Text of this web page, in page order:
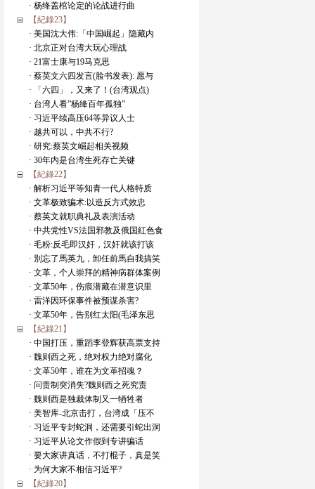
· 杨绛盖棺论定的论战进行曲
【紀錄23】
· 美国沈大伟:「中国崛起」隐藏内
· 北京正对台湾大玩心理战
· 21富士康与19马克思
· 蔡英文六四发言(脸书发表): 愿与
· 「六四」，又来了！(台湾观点)
· 台湾人看”杨绛百年孤独”
· 习近平续高压64等异议人士
· 越共可以，中共不行?
· 研究:蔡英文崛起相关视频
· 30年内是台湾生死存亡关键
【紀錄22】
· 解析习近平等知青一代人格特质
· 文革极致骗术:以造反方式效忠
· 蔡英文就职典礼及表演活动
· 中共党性VS法国邪教及俄国紅色食
· 毛粉:反毛即汉奸，汉奸就该打该
· 別忘了馬英九，卸任前馬自我搞笑
· 文革，个人崇拜的精神病群体案例
· 文革50年，伤痕潜藏在潜意识里
· 雷洋因环保事件被预谋杀害?
· 文革50年，告别红太阳(毛泽东思
【紀錄21】
· 中国打压，重蹈李登辉获高票支持
· 魏则西之死，绝对权力绝对腐化
· 文革50年，谁在为文革招魂？
· 问责制突消失?魏则西之死究责
· 魏则西是独裁体制又一牺牲者
· 美智库-北京击打，台湾成「压不
· 习近平专封蛇洞，还需要引蛇出洞
· 习近平从论文作假到专讲骗话
· 要大家讲真话，不打棍子，真是笑
· 为何大家不相信习近平?
【紀錄20】